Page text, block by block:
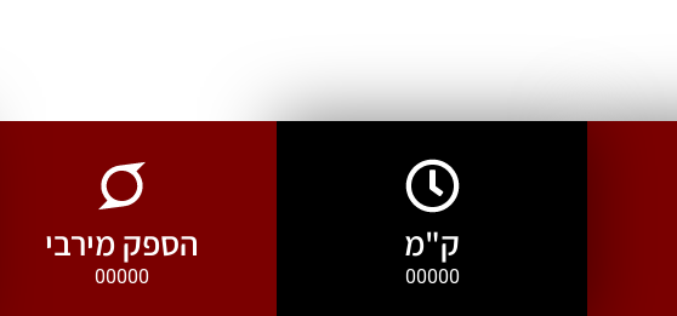
ק"מ
00000
הספק מירבי
00000